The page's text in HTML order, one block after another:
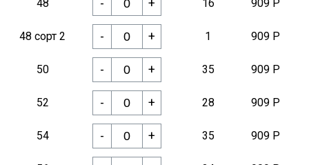
48 +
- 16 909 Р
48 сорт 2 +
- 1 909 Р
50 +
- 35 909 Р
52 +
- 28 909 Р
54 +
- 35 909 Р